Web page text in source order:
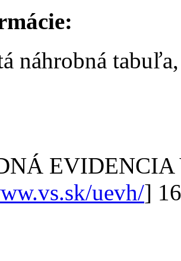
náhrobná
uevh/]